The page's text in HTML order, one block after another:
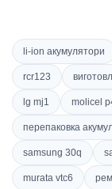
li-ion акумулятори
rcr123
lg mj1 molicel
перепаковка
samsung 30q
murata vtc6